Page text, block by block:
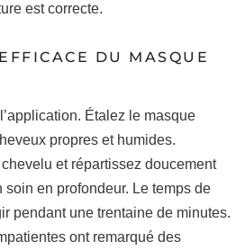
est correcte.
DU MASQUE
Étalez le masque
propres et humides.
et répartissez doucement
en profondeur. Le temps de
pendant une trentaine de minutes.
ont remarqué des